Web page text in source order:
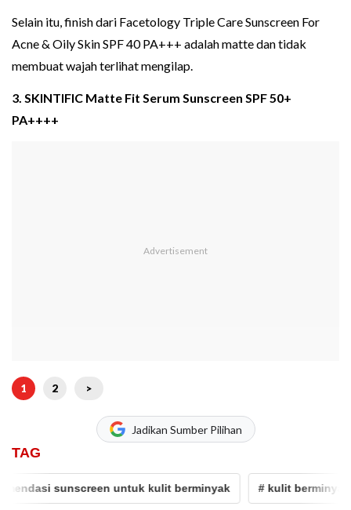
Selain itu, finish dari Facetology Triple Care Sunscreen For
Acne & Oily Skin SPF 40 PA+++ adalah matte dan tidak
membuat wajah terlihat mengilap.
3. SKINTIFIC Matte Fit Serum Sunscreen SPF 50+
PA++++
1 2 >
Jadikan Sumber Pilihan
TAG
sunscreen untuk kulit berminyak # kulit berminyak